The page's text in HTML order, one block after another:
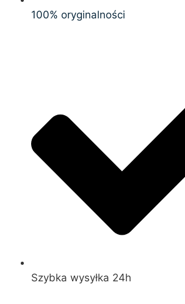
100% oryginalności
Szybka wysyłka 24h